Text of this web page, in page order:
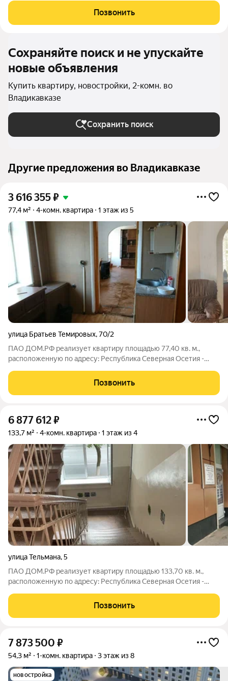
сервис 24/7. Надежный актив: фасад из стеклофибробетона и
свободная планировка. Устали
Позвонить
Сохраняйте поиск и не упускайте
новые объявления
Купить квартиру, новостройки, 2-комн. во
Владикавказе
Сохранить поиск
Другие предложения во Владикавказе
3 616 355₽
77,4 м² 4-комн. квартира 1 этаж из 5
улица Братьев Темировых,70/2
ПАО ДОМ.РФ реализует квартиру площадью 77,40 кв. м.,
расположенную по адресу: Республика Северная Осетия -
об объекте: Один собственник (юридическое лицо).
Кадастровый номер объекта
Позвонить
6 877 612₽
133,7 м² 4-комн. квартира 1 этаж из 4
улица Тельмана,5
ПАО ДОМ.РФ реализует квартиру площадью 133,70 кв. м.,
расположенную по адресу: Республика Северная Осетия -
Один собственник (юридическое лицо). Кадастровый номер
объекта недвижимости:
Позвонить
7 873 500 ₽
54,3 м² 1-комн. квартира 3 этаж из 8
новостройка